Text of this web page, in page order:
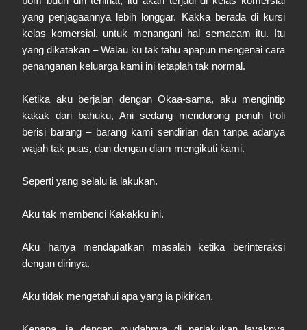
yang penjagaannya lebih longgar. Kakka berada di kursi
kelas komersial, untuk menangani hal semacam itu. Itu
yang dikatakan – Walau ku tak tahu apapun mengenai cara
penanganan keluarga kami ini tetaplah tak normal.
Ketika aku berjalan dengan Okaa-sama, aku mengintip
kakak dari bahuku, Ani sedang mendorong penuh troli
berisi barang – barang kami sendirian dan tanpa adanya
wajah tak puas, dan dengan diam mengikuti kami.
Seperti yang selalu ia lakukan.
Aku tak membenci Kakakku ini.
Aku hanya mendapatkan masalah ketika berinteraksi
dengan dirinya.
Aku tidak mengetahui apa yang ia pikirkan.